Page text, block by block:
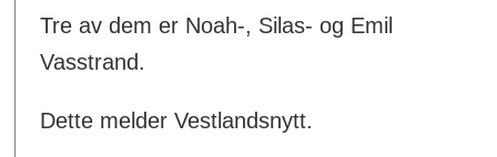
Tre av dem er Noah-, Silas- og Emil
Vasstrand.
Dette melder Vestlandsnytt.